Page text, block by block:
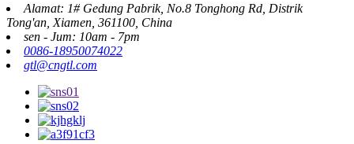
Alamat: 1# Gedung Pabrik, No.8 Tonghong Rd, Distrik
Tong'an, Xiamen, 361100, China
sen - Jum: 10am - 7pm
0086-18950074022
gtl@cngtl.com